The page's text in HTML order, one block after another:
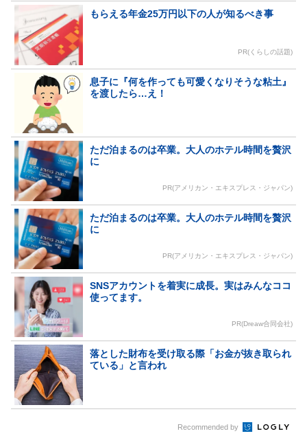
もらえる年金25万円以下の人が知るべき事
PR(くらしの話題)
息子に『何を作っても可愛くなりそうな粘土』
を渡したら…え！
ただ泊まるのは卒業。大人のホテル時間を贅沢
に
PR(アメリカン・エキスプレス・ジャパン)
ただ泊まるのは卒業。大人のホテル時間を贅沢
に
PR(アメリカン・エキスプレス・ジャパン)
SNSアカウントを着実に成長。実はみんなココ
使ってます。
PR(Dreaw合同会社)
落とした財布を受け取る際「お金が抜き取られ
ている」と言われ
Recommended by